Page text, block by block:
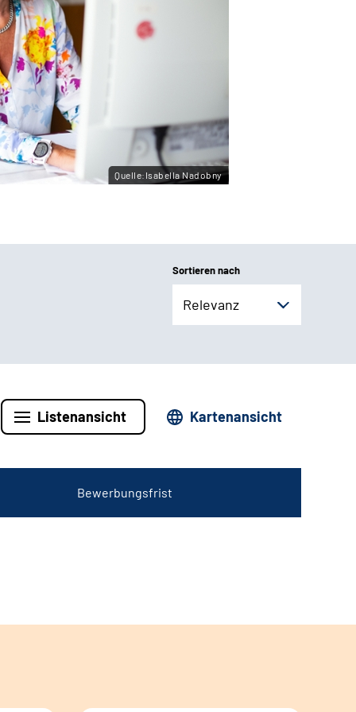
Quelle:Isabella Nadobny
Sortieren nach
Relevanz
Listenansicht Kartenansicht
Bewerbungsfrist